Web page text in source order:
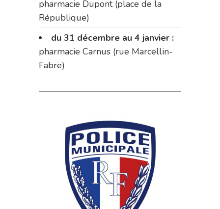
pharmacie Dupont (place de la
République)
du 31 décembre au 4 janvier :
pharmacie Carnus (rue Marcellin-
Fabre)